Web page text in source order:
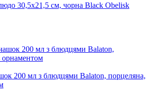
30,5х21,5 см, чорна Black Obelisk
200 мл з блюдцями Balaton, порцеляна,